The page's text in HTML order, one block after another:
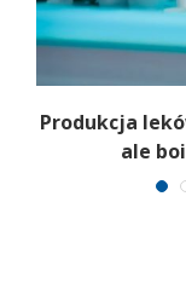
Produkcja
ale